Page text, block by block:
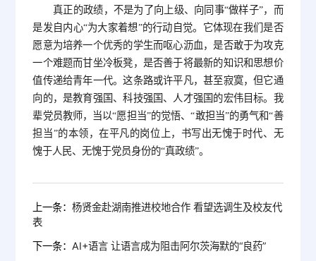
真正的政绩，不是为了向上级、向同事“做样子”，而
是发自内心“为大家着想”的行动自觉。它体现在我们是否
愿意为培养一个优秀的学生而呕心沥血，是否敢于为攻克
一个难题而甘坐冷板凳，是否善于将最新的知识和思想价
值传递给青年一代。这条路或许平凡，甚至寂寞，但它通
向的，是教育强国、科技强国、人才强国的宏伟目标。我
辈党员教师，当以“愿担当”的觉悟、“敢担当”的勇气和“善
担当”的本领，在平凡的岗位上，书写出无愧于时代、无
愧于人民、无愧于党员身份的“真政绩”。
上一条：杨贤金赴湖南推进校地合作 看望选调生及校友代
表
下一条： AI+语言 让语言成为阻击阿尔茨海默的“良药”